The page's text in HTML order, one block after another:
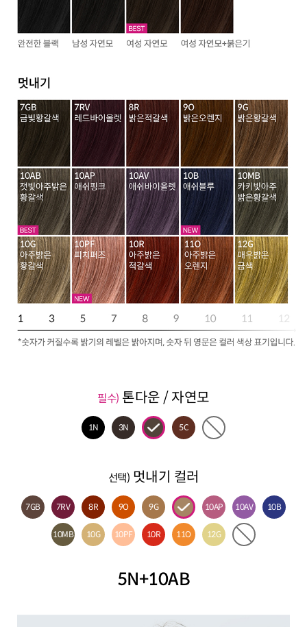
필수) 톤다운 / 자연모
1N 3N 5C
선택) 멋내기 컬러
7GB 7RV 8R 9O 9G 10AP 10AV 10B
10MB 10G 10PF 10R 11O 12G
5N+10AB